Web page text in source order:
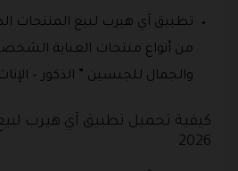
تطبيق آي هيرب لبيع المنتجات
من أنواع منتجات العناية
والجمال للجنسين ” الذكور –
كيفية تحميل تطبيق آي هيرب
2026